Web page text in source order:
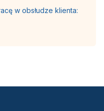
w obsłudze klienta: